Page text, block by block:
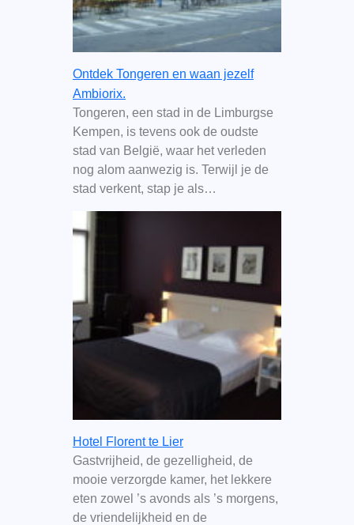
Ontdek Tongeren en waan jezelf
Ambiorix.
Tongeren, een stad in de Limburgse
Kempen, is tevens ook de oudste
stad van België, waar het verleden
nog alom aanwezig is. Terwijl je de
stad verkent, stap je als…
Hotel Florent te Lier
Gastvrijheid, de gezelligheid, de
mooie verzorgde kamer, het lekkere
eten zowel ’s avonds als ’s morgens,
de vriendelijkheid en de